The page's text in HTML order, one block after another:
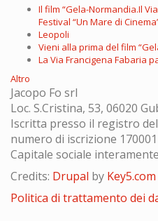
Il film “Gela-Normandia.Il
Festival “Un Mare di
Leopoli
Vieni alla prima del film
La Via Francigena Fabaria
Altro
Jacopo Fo srl
Loc. S.Cristina, 53, 06020
Iscritta presso il registro
numero di iscrizione
Capitale sociale
Credits: Drupal by Key5.com
Politica di trattamento dei